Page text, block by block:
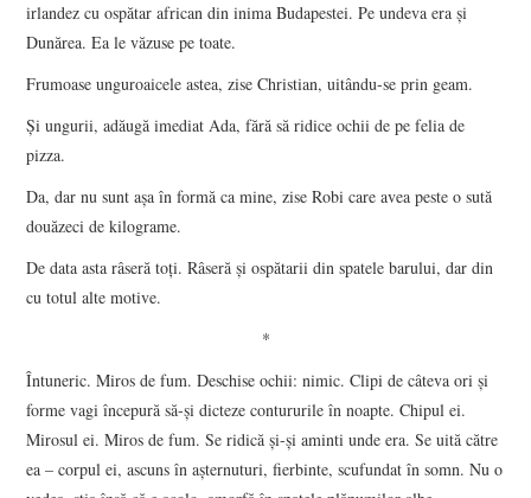
irlandez cu ospătar african din inima Budapestei. Pe undeva era şi
Dunărea. Ea le văzuse pe toate.
Frumoase unguroaicele astea, zise Christian, uitându-se prin geam.
Şi ungurii, adăugă imediat Ada, fără să ridice ochii de pe felia de
pizza.
Da, dar nu sunt aşa în formă ca mine, zise Robi care avea peste o sută
douăzeci de kilograme.
De data asta râseră toţi. Râseră şi ospătarii din spatele barului, dar din
cu totul alte motive.
*
Întuneric. Miros de fum. Deschise ochii: nimic. Clipi de câteva ori şi
forme vagi începură să-şi dicteze contururile în noapte. Chipul ei.
Mirosul ei. Miros de fum. Se ridică şi-şi aminti unde era. Se uită către
ea – corpul ei, ascuns în aşternuturi, fierbinte, scufundat în somn. Nu o